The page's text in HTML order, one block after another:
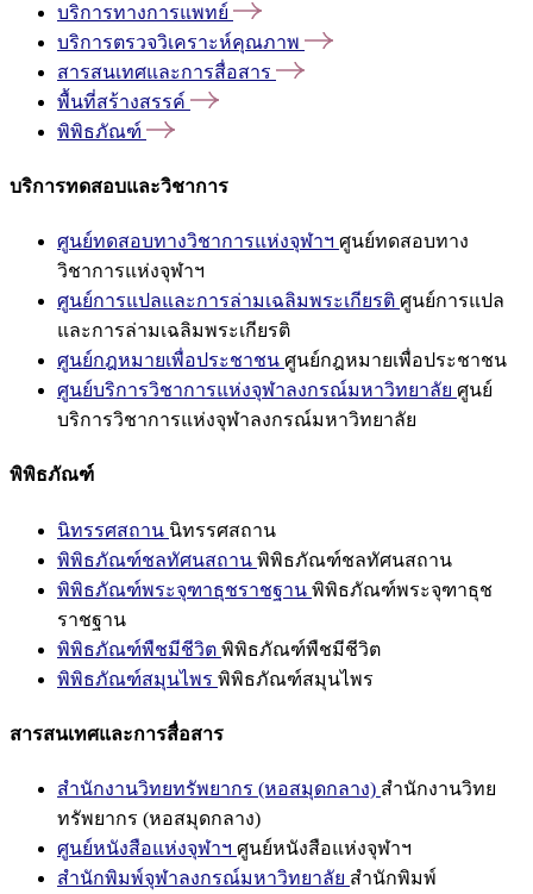
บริการทางการแพทย์
บริการตรวจวิเคราะห์คุณภาพ
สารสนเทศและการสื่อสาร
พื้นที่สร้างสรรค์
พิพิธภัณฑ์
บริการทดสอบและวิชาการ
ศูนย์ทดสอบทางวิชาการแห่งจุฬาฯ ศูนย์ทดสอบทาง
วิชาการแห่งจุฬาฯ
ศูนย์การแปลและการล่ามเฉลิมพระเกียรติ ศูนย์การแปล
และการล่ามเฉลิมพระเกียรติ
ศูนย์กฎหมายเพื่อประชาชน ศูนย์กฎหมายเพื่อประชาชน
ศูนย์บริการวิชาการแห่งจุฬาลงกรณ์มหาวิทยาลัย ศูนย์
บริการวิชาการแห่งจุฬาลงกรณ์มหาวิทยาลัย
พิพิธภัณฑ์
นิทรรศสถาน นิทรรศสถาน
พิพิธภัณฑ์ชลทัศนสถาน พิพิธภัณฑ์ชลทัศนสถาน
พิพิธภัณฑ์พระจุฑาธุชราชฐาน พิพิธภัณฑ์พระจุฑาธุช
ราชฐาน
พิพิธภัณฑ์พืชมีชีวิต พิพิธภัณฑ์พืชมีชีวิต
พิพิธภัณฑ์สมุนไพร พิพิธภัณฑ์สมุนไพร
สารสนเทศและการสื่อสาร
สำนักงานวิทยทรัพยากร (หอสมุดกลาง) สำนักงานวิทย
ทรัพยากร (หอสมุดกลาง)
ศูนย์หนังสือแห่งจุฬาฯ ศูนย์หนังสือแห่งจุฬาฯ
สำนักพิมพ์จุฬาลงกรณ์มหาวิทยาลัย สำนักพิมพ์